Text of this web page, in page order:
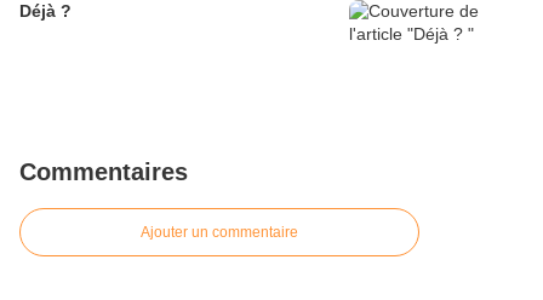
Déjà ?
Commentaires
Ajouter un commentaire